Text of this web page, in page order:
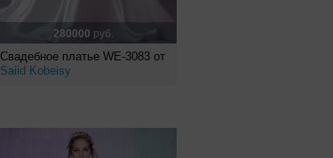
280000 руб.
Свадебное платье WE-3083 от
Saiid Kobeisy